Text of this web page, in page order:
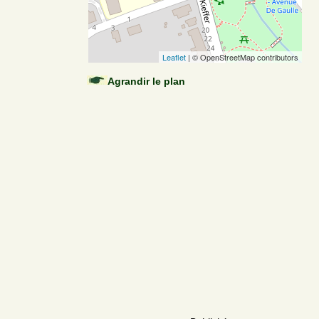
Leaflet | © OpenStreetMap contributors
Agrandir le plan